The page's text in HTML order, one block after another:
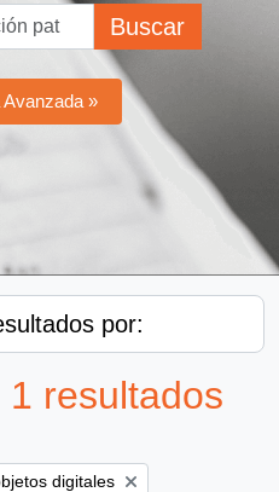
Buscar
Avanzada »
por:
resultados
filter:digitales